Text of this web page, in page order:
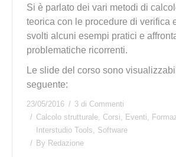
Si è parlato dei vari metodi di
teorica con le procedure di verifica
svolti alcuni esempi pratici e
problematiche ricorrenti.
Le slide del corso sono
seguente:
23/05/2016
3 di Commenti
Calcolo strutturale Corsi Eventi
Interstudio Tools
Software
By Redazione